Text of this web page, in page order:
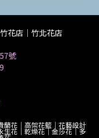
花店｜竹北花店
號
蘭花｜高架花籃｜花藝設計
花｜乾燥花｜金莎花｜多